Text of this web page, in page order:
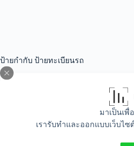
มาเป็นเพื่
เรารับทำและออกแบบเว็บไ
ป้ายกำกับ ป้ายทะเบียนรถ
สีทะเบียนรถแต่ละสีหมายถึงอะไร